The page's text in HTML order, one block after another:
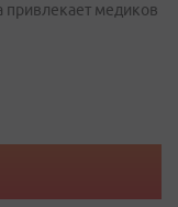
привлекает медиков